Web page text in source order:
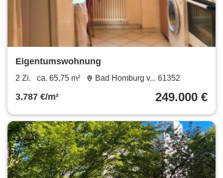
Eigentumswohnung
2 Zi. ca. 65,75 m² Bad Homburg v... 61352
3.787 €/m² 249.000 €